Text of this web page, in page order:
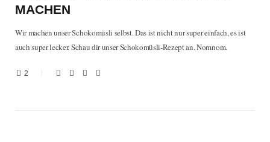
MACHEN
Wir machen unser Schokomüsli selbst. Das ist nicht nur super einfach, es ist
auch super lecker. Schau dir unser Schokomüsli-Rezept an. Nomnom.
2